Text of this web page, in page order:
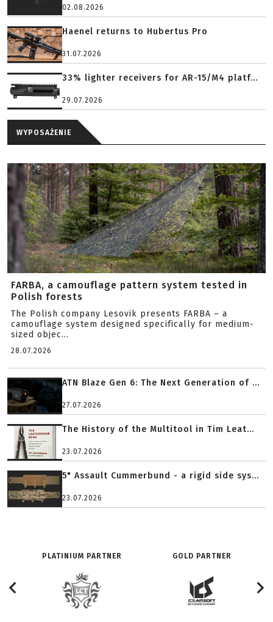
02.08.2026
Haenel returns to Hubertus Pro
31.07.2026
33% lighter receivers for AR-15/M4 platf...
29.07.2026
WYPOSAŻENIE
FARBA, a camouflage pattern system tested in
Polish forests
The Polish company Lesovik presents FARBA – a
camouflage system designed specifically for medium-
sized objec...
28.07.2026
ATN Blaze Gen 6: The Next Generation of ...
27.07.2026
The History of the Multitool in Tim Leat...
23.07.2026
5" Assault Cummerbund - a rigid side sys...
23.07.2026
PLATINIUM PARTNER GOLD PARTNER